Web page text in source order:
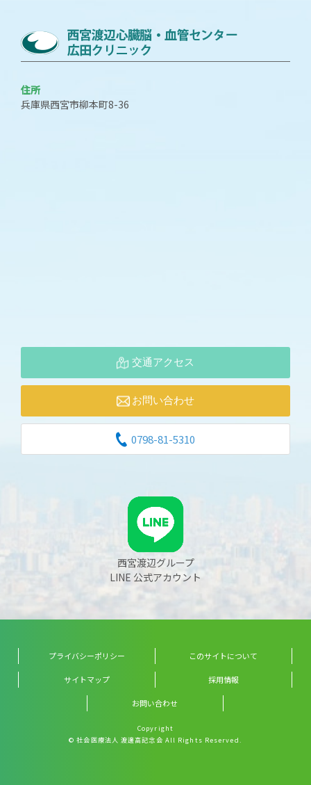
住所
兵庫県西宮市柳本町8-36
交通アクセス
お問い合わせ
0798-81-5310
西宮渡辺グループ
LINE 公式アカウント
プライバシーポリシー このサイトについて
サイトマップ 採用情報
お問い合わせ
Copyright
© 社会医療法人 渡邊高記念会 All Rights Reserved.